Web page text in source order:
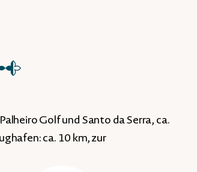
☆
Golf und Santo da Serra, ca.
ca. 10 km, zur